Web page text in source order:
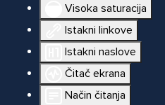
Visoka saturacija
Istakni linkove
Istakni naslove
Čitač ekrana
Način čitanja